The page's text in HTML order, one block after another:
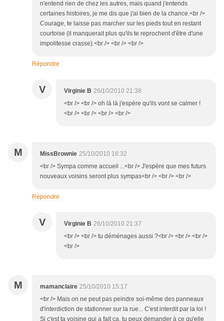
n'entend rien de chez les autres, mais quand j'entends
certaines histoires, je me dis que j'ai bien de la chance.<br />
Courage, te laisse pas marcher sur les pieds tout en restant
courtoise (il manquerait plus qu'ils te reprochent d'être d'une
impolitesse crasse).<br /> <br /> <br />
Répondre
V Virginie B 26/10/2010 21:38
<br /> <br /> oh là là j'espère qu'ils vont se calmer !
<br /> <br /> <br /> <br />
M MissBrownie 25/10/2010 16:32
<br /> Sympa comme accueil ...<br /> J'espère que mes futurs
nouveaux voisins seront plus sympas<br /> <br /> <br />
Répondre
V Virginie B 26/10/2010 21:37
<br /> <br /> tu déménages aussi ?<br /> <br /> <br />
<br />
M mamanclaire 25/10/2010 15:17
<br /> Mais on ne peut pas peindre soi-même des panneaux
d'interdiction de stationner sur la rue... C'est interdit par la loi !
Si c'est ta voisine qui a fait ça, tu peux demander à ce qu'elle